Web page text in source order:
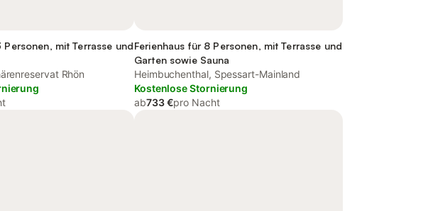
Personen, mit Terrasse und
Rhön
Ferienhaus für 8 Personen, mit Terrasse und
Garten sowie Sauna
Heimbuchenthal, Spessart-Mainland
Kostenlose Stornierung
ab733 €pro Nacht